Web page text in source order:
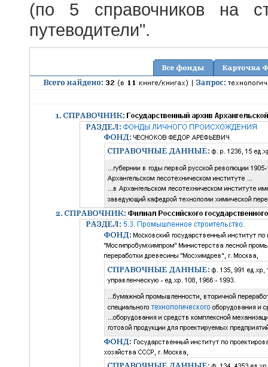
(по 5 справочников на
путеводители".